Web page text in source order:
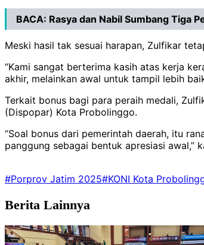
BACA: Rasya dan Nabil Sumbang Tiga
Meski hasil tak sesuai harapan, Zulfikar
“Kami sangat berterima kasih atas kerja
akhir, melainkan awal untuk tampil lebih
Terkait bonus bagi para peraih medali,
(Dispopar) Kota Probolinggo.
“Soal bonus dari pemerintah daerah, itu
panggung sebagai bentuk apresiasi awal,”
#Porprov Jatim 2025#KONI Kota
Berita Lainnya